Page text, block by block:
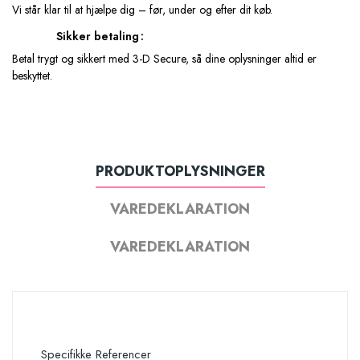
Vi står klar til at hjælpe dig – før, under og efter dit køb.
Sikker betaling
Betal trygt og sikkert med 3-D Secure, så dine oplysninger altid er
beskyttet.
PRODUKTOPLYSNINGER
VAREDEKLARATION
VAREDEKLARATION
Specifikke Referencer